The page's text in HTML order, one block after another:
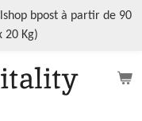
bpost à partir de 90
20 Kg)